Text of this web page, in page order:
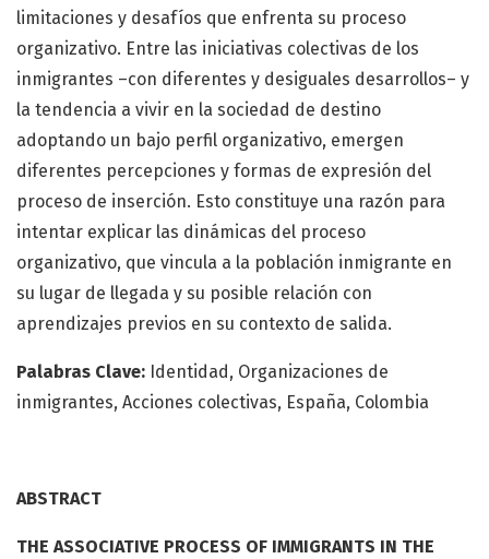
limitaciones y desafíos que enfrenta su proceso
organizativo. Entre las iniciativas colectivas de los
inmigrantes –con diferentes y desiguales desarrollos– y
la tendencia a vivir en la sociedad de destino
adoptando un bajo perfil organizativo, emergen
diferentes percepciones y formas de expresión del
proceso de inserción. Esto constituye una razón para
intentar explicar las dinámicas del proceso
organizativo, que vincula a la población inmigrante en
su lugar de llegada y su posible relación con
aprendizajes previos en su contexto de salida.
Palabras Clave: Identidad, Organizaciones de
inmigrantes, Acciones colectivas, España, Colombia
ABSTRACT
THE ASSOCIATIVE PROCESS OF IMMIGRANTS IN THE